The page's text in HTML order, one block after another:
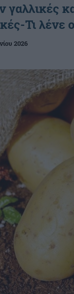
γαλλικές
Τι
2026